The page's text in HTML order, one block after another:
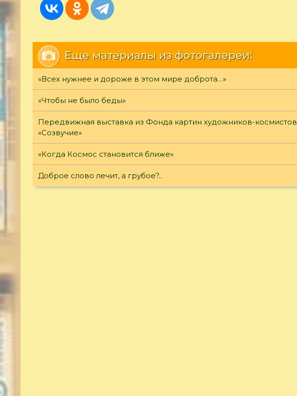
Еще материалы из фотогалереи:
«Всех нужнее и дороже в этом мире доброта…»
«Чтобы не было беды»
Передвижная выставка из Фонда картин художников-космистов
«Созвучие»
«Когда Космос становится ближе»
Доброе слово лечит, а грубое?..